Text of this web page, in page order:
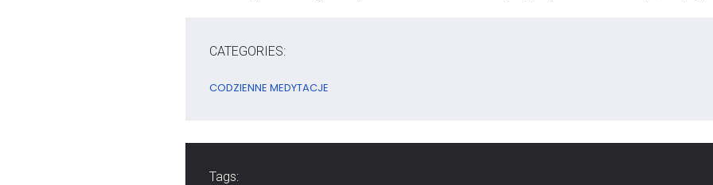
CATEGORIES:
CODZIENNE MEDYTACJE
Tags: